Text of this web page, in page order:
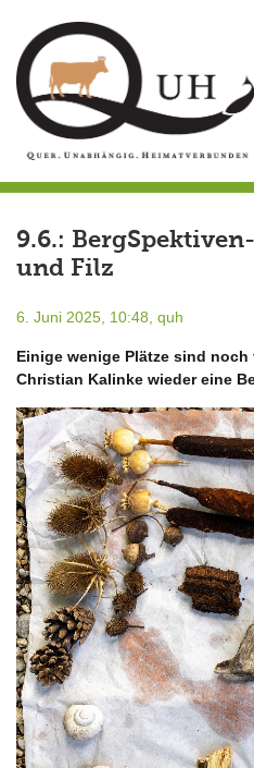
content
9.6.:
und Filz
6. Juni 2025, 10:48, quh
Einige wenige Plätze sind
Christian Kalinke wieder eine